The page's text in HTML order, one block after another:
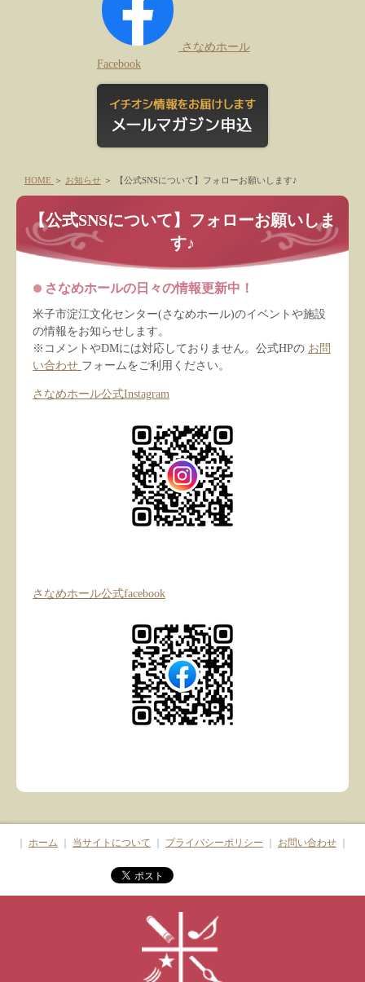
さなめホール
Facebook
HOME ＞ お知らせ ＞ 【公式SNSについて】フォローお願いします♪
【公式SNSについて】フォローお願いしま
す♪
さなめホールの日々の情報更新中！
米子市淀江文化センター(さなめホール)のイベントや施設
の情報をお知らせします。
※コメントやDMには対応しておりません。公式HPの お問
い合わせ フォームをご利用ください。
さなめホール公式Instagram
さなめホール公式facebook
ホーム 当サイトについて プライバシーポリシー お問い合わせ